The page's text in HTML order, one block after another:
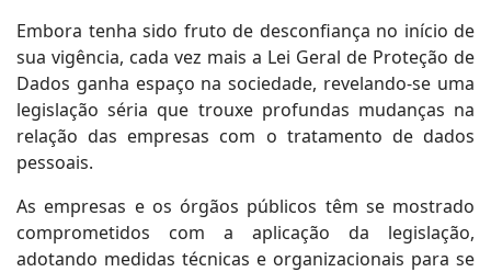
Embora tenha sido fruto de desconfiança no início de
sua vigência, cada vez mais a Lei Geral de Proteção de
Dados ganha espaço na sociedade, revelando-se uma
legislação séria que trouxe profundas mudanças na
relação das empresas com o tratamento de dados
pessoais.
As empresas e os órgãos públicos têm se mostrado
comprometidos com a aplicação da legislação,
adotando medidas técnicas e organizacionais para se